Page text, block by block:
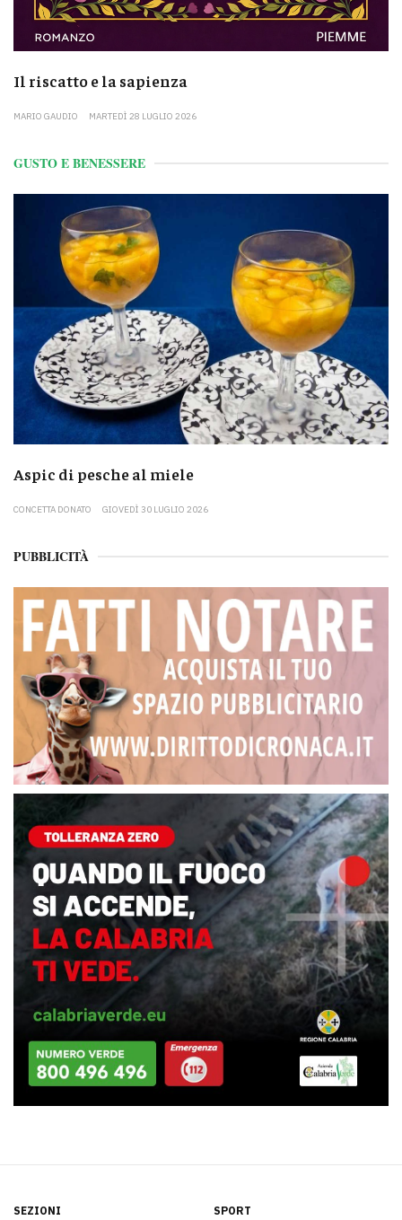
Il riscatto e la sapienza
MARIO GAUDIO MARTEDÌ 28 LUGLIO 2026
GUSTO E BENESSERE
Aspic di pesche al miele
CONCETTA DONATO GIOVEDÌ 30 LUGLIO 2026
PUBBLICITÀ
SEZIONI SPORT